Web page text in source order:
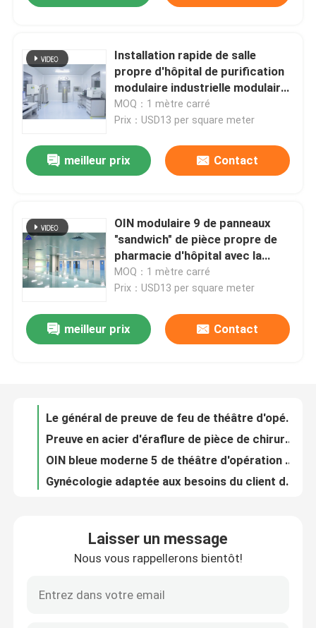
Maison
Produits
Contactez-nous
Nouvelles
Installation rapide de salle
propre d'hôpital de purification
modulaire industrielle modulaire
d'OIN
MOQ：1 mètre carré
Prix：USD13 per square meter
meilleur prix Contact
OIN modulaire 9 de panneaux
"sandwich" de pièce propre de
pharmacie d'hôpital avec la
porte coulissante
MOQ：1 mètre carré
Prix：USD13 per square meter
meilleur prix Contact
Charge statique de pièce de théâtre d'hôpital d'acier inoxydable de théâtre d'opération de chirurgie de gynécologie anti
Laisser un message
Nous vous rappellerons bientôt!